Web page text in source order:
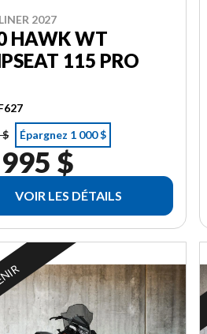
2027
HAWK WT
115 PRO
$
Épargnez 1 000 $
$
VOIR LES DÉTAILS